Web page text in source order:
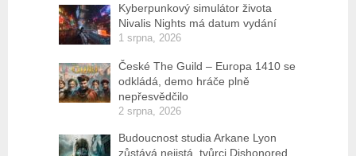
Kyberpunkový simulátor života
Nivalis Nights má datum vydání
1 srpna, 2026
České The Guild – Europa 1410 se
odkládá, demo hráče plně
nepřesvědčilo
2 srpna, 2026
Budoucnost studia Arkane Lyon
zůstává nejistá, tvůrci Dishonored